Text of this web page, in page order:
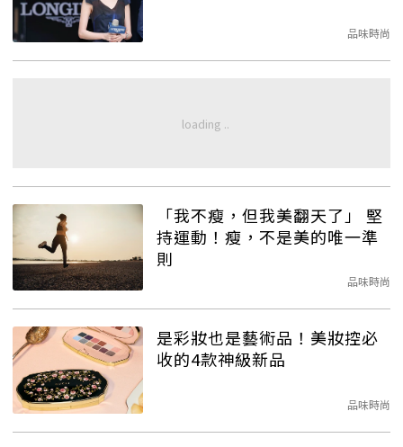
品味時尚
「我不瘦，但我美翻天了」 堅
持運動！瘦，不是美的唯一準
則
品味時尚
是彩妝也是藝術品！美妝控必
收的4款神級新品
品味時尚